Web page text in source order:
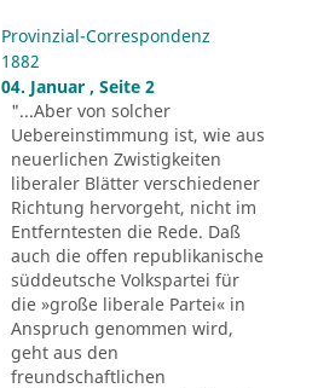
Provinzial-Correspondenz
1882
04. Januar , Seite 2
"...Aber von solcher
Uebereinstimmung ist, wie aus
neuerlichen Zwistigkeiten
liberaler Blätter verschiedener
Richtung hervorgeht, nicht im
Entferntesten die Rede. Daß
auch die offen republikanische
süddeutsche Volkspartei für
die »große liberale Partei« in
Anspruch genommen wird,
geht aus den
freundschaftlichen